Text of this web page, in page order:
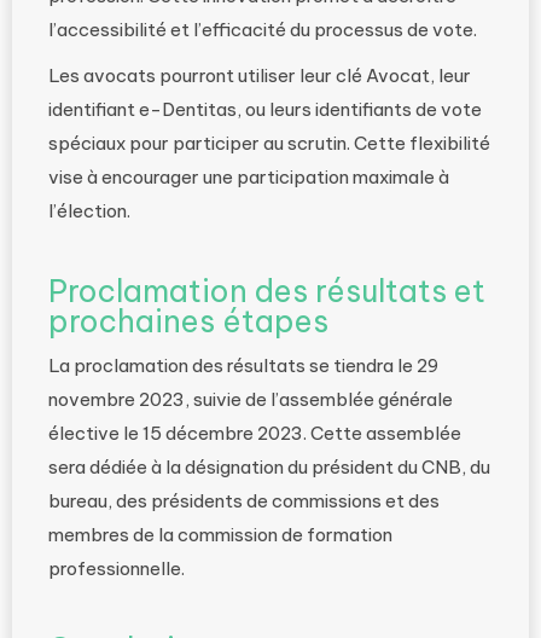
l’accessibilité et l’efficacité du processus de vote.
Les avocats pourront utiliser leur clé Avocat, leur
identifiant e-Dentitas, ou leurs identifiants de vote
spéciaux pour participer au scrutin. Cette flexibilité
vise à encourager une participation maximale à
l’élection.
Proclamation des résultats et
prochaines étapes
La proclamation des résultats se tiendra le 29
novembre 2023, suivie de l’assemblée générale
élective le 15 décembre 2023. Cette assemblée
sera dédiée à la désignation du président du CNB, du
bureau, des présidents de commissions et des
membres de la commission de formation
professionnelle.